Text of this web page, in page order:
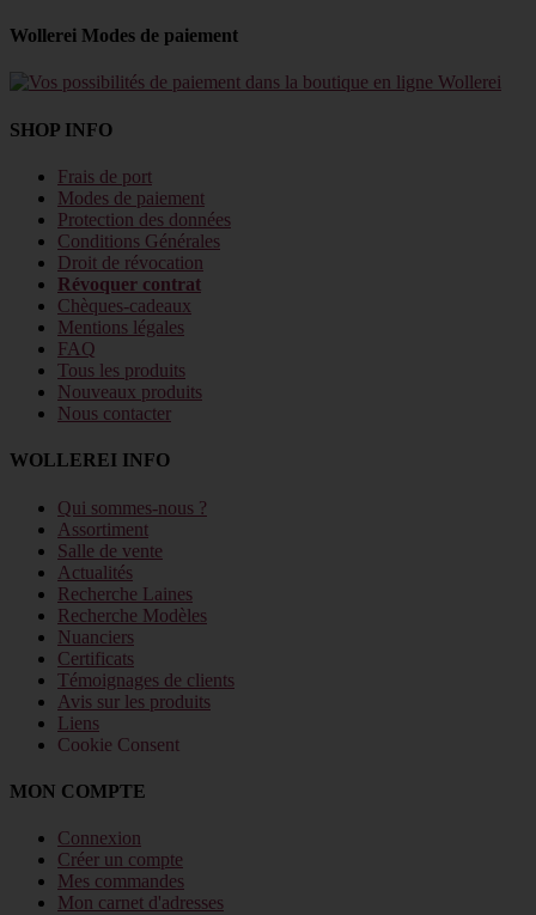
Wollerei Modes de paiement
SHOP INFO
Frais de port
Modes de paiement
Protection des données
Conditions Générales
Droit de révocation
Révoquer contrat
Chèques-cadeaux
Mentions légales
FAQ
Tous les produits
Nouveaux produits
Nous contacter
WOLLEREI INFO
Qui sommes-nous ?
Assortiment
Salle de vente
Actualités
Recherche Laines
Recherche Modèles
Nuanciers
Certificats
Témoignages de clients
Avis sur les produits
Liens
Cookie Consent
MON COMPTE
Connexion
Créer un compte
Mes commandes
Mon carnet d'adresses